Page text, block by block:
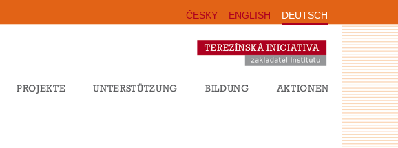
PROJEKTE UNTERSTÜTZUNG BILDUNG AKTIONEN
ČESKY ENGLISH DEUTSCH